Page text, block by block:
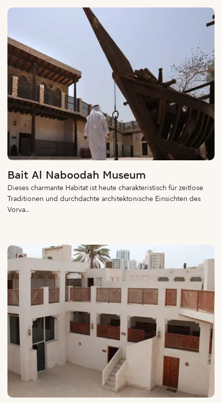
Bait Al Naboodah Museum
Dieses charmante Habitat ist heute charakteristisch für zeitlose
Traditionen und durchdachte architektonische Einsichten des
Vorva..